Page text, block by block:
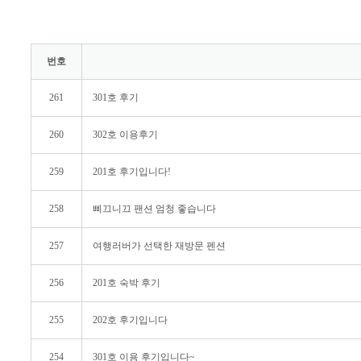
번호
261 301호 후기
260 302호 이용후기
259 201호 후기입니다!
258 삐끄니끄 팬션 엄청 좋습니다
257 여행러버가 선택한 재방문 펜션
256 201호 숙박 후기
255 202호 후기입니다
254 301호 이용 후기입니다~